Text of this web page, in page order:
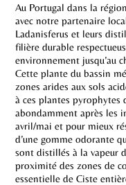
Au Portugal dans la
avec notre partenaire
Ladanisferus et leurs
filière durable
environnement jusqu’au
Cette plante du bassin
zones arides aux sols
à ces plantes pyrophytes
abondamment après les
avril/mai et pour mieux
d’une gomme odorante
sont distillés à la vapeur
proximité des zones de
essentielle de Ciste